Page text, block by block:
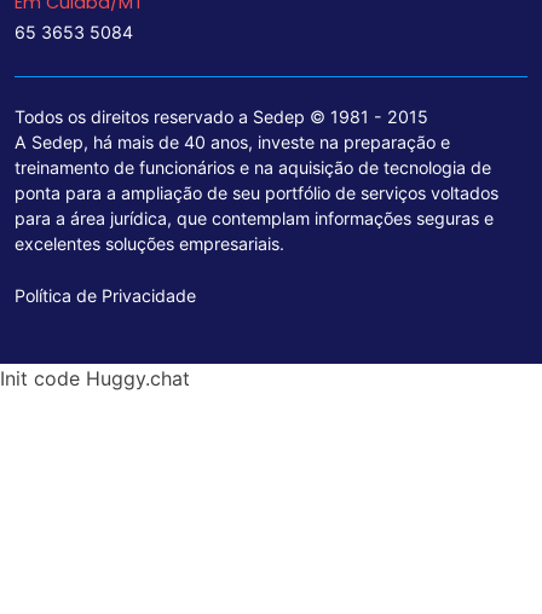
65 3653 5084
Todos os direitos reservado a Sedep © 1981 - 2015
A Sedep, há mais de 40 anos, investe na preparação e
treinamento de funcionários e na aquisição de tecnologia de
ponta para a ampliação de seu portfólio de serviços voltados
para a área jurídica, que contemplam informações seguras e
excelentes soluções empresariais.
Política de Privacidade
Init code Huggy.chat